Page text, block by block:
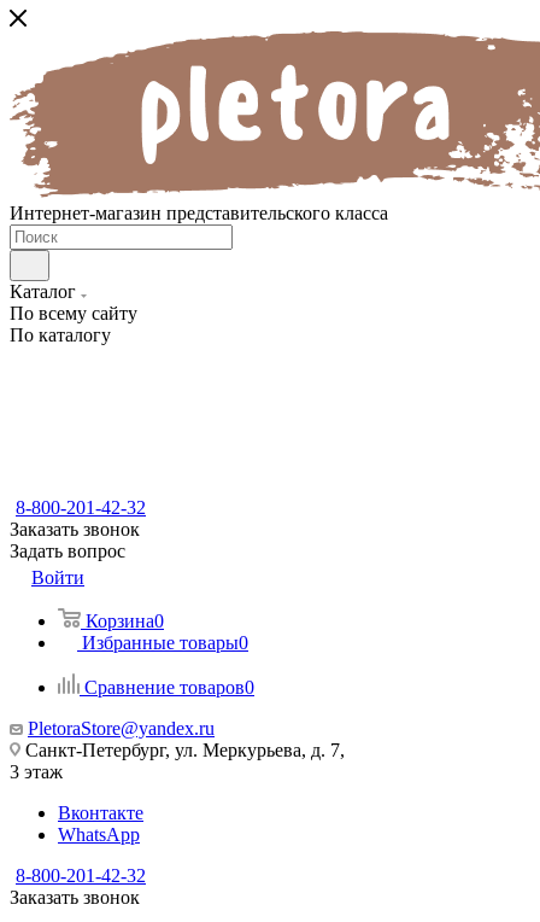
Интернет-магазин представительского класса
Каталог
По всему сайту
По каталогу
8-800-201-42-32
Заказать звонок
Задать вопрос
Войти
Корзина0
Избранные товары0
Сравнение товаров0
PletoraStore@yandex.ru
Санкт-Петербург, ул. Меркурьева, д. 7,
3 этаж
Вконтакте
WhatsApp
8-800-201-42-32
Заказать звонок